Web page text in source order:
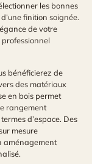
les bonnes
finition soignée.
de votre
bénéficierez de
des matériaux
en bois permet
rangement
d’espace. Des
mesure
aménagement